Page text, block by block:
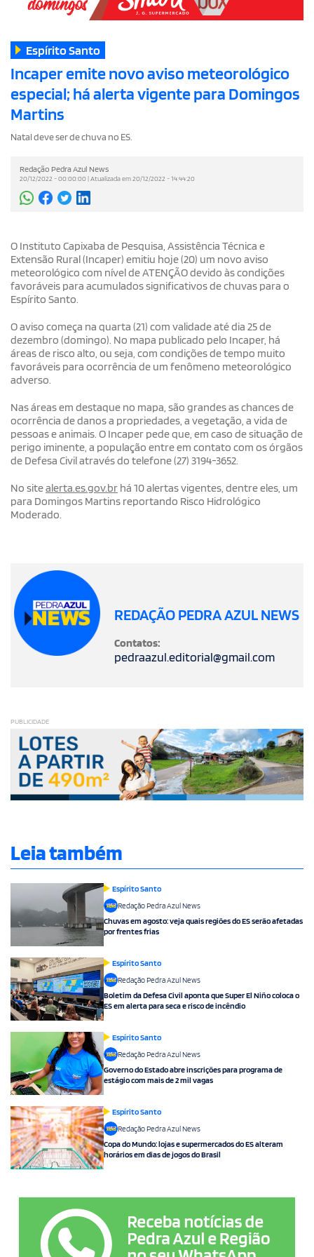
Espírito Santo
Incaper emite novo aviso meteorológico
especial; há alerta vigente para Domingos
Martins
Natal deve ser de chuva no ES.
Redação Pedra Azul News
20/12/2022 - 00:00:00 | Atualizada em 20/12/2022 - 14:44:20
O Instituto Capixaba de Pesquisa, Assistência Técnica e
Extensão Rural (Incaper) emitiu hoje (20) um novo aviso
meteorológico com nível de ATENÇÃO devido às condições
favoráveis para acumulados significativos de chuvas para o
Espírito Santo.
O aviso começa na quarta (21) com validade até dia 25 de
dezembro (domingo). No mapa publicado pelo Incaper, há
áreas de risco alto, ou seja, com condições de tempo muito
favoráveis para ocorrência de um fenômeno meteorológico
adverso.
Nas áreas em destaque no mapa, são grandes as chances de
ocorrência de danos a propriedades, a vegetação, a vida de
pessoas e animais. O Incaper pede que, em caso de situação de
perigo iminente, a população entre em contato com os órgãos
de Defesa Civil através do telefone (27) 3194-3652.
No sitealerta.es.gov.br há 10 alertas vigentes, dentre eles, um
para Domingos Martins reportando Risco Hidrológico
Moderado.
REDAÇÃO PEDRA AZUL NEWS
Contatos:
pedraazul.editorial@gmail.com
PUBLICIDADE
Leia também
Espírito Santo
Redação Pedra Azul News
Chuvas em agosto: veja quais regiões do ES serão afetadas
por frentes frias
Espírito Santo
Redação Pedra Azul News
Boletim da Defesa Civil aponta que Super El Niño coloca o
ES em alerta para seca e risco de incêndio
Espírito Santo
Redação Pedra Azul News
Governo do Estado abre inscrições para programa de
estágio com mais de 2 mil vagas
Espírito Santo
Redação Pedra Azul News
Copa do Mundo: lojas e supermercados do ES alteram
horários em dias de jogos do Brasil